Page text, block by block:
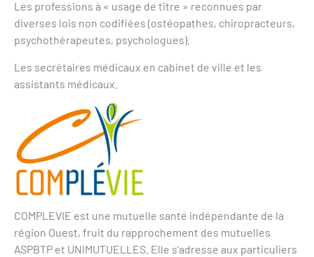
Les professions à « usage de titre » reconnues par
diverses lois non codifiées (ostéopathes, chiropracteurs,
psychothérapeutes, psychologues).
Les secrétaires médicaux en cabinet de ville et les
assistants médicaux.
COMPLEVIE est une mutuelle santé indépendante de la
région Ouest, fruit du rapprochement des mutuelles
ASPBTP et UNIMUTUELLES. Elle s’adresse aux particuliers